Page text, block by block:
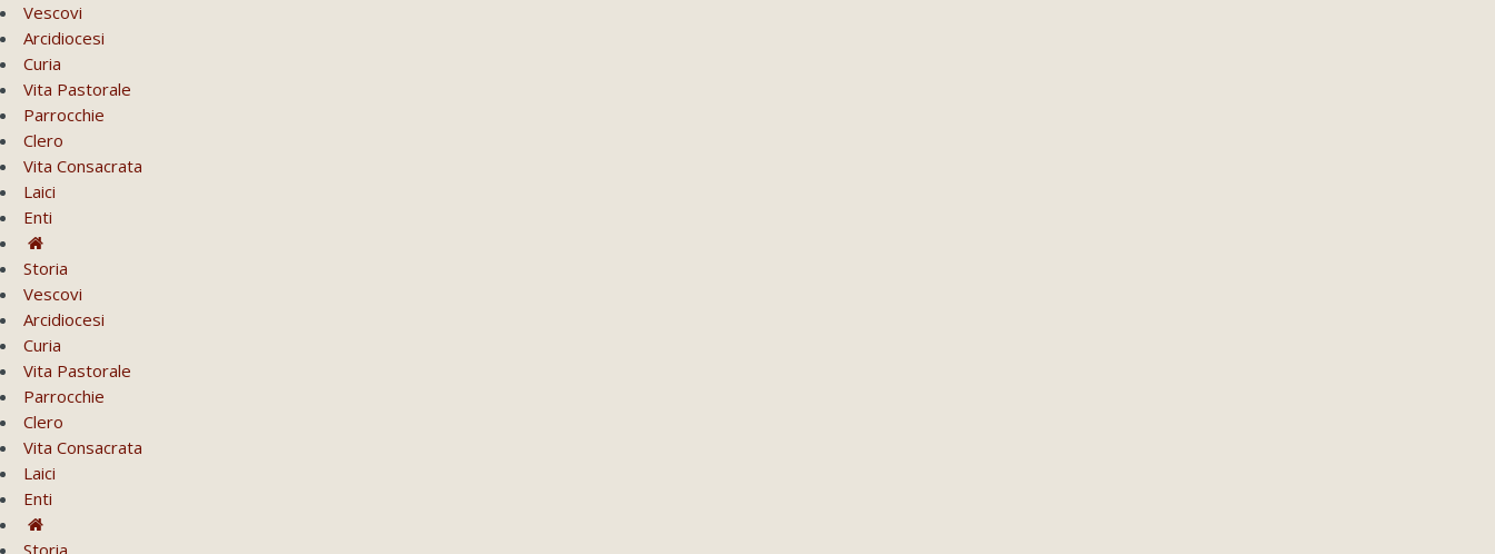
Vescovi
Arcidiocesi
Curia
Vita Pastorale
Parrocchie
Clero
Vita Consacrata
Laici
Enti
Storia
Vescovi
Arcidiocesi
Curia
Vita Pastorale
Parrocchie
Clero
Vita Consacrata
Laici
Enti